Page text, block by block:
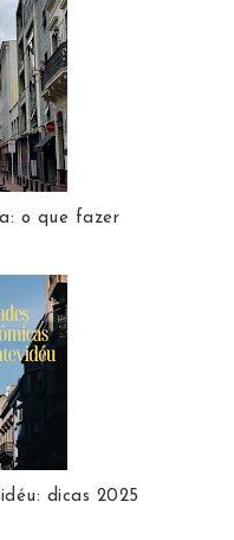
o que fazer
dicas 2025